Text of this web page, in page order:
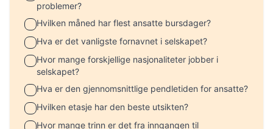
problemer?
Hvilken måned har flest ansatte bursdager?
Hva er det vanligste fornavnet i selskapet?
Hvor mange forskjellige nasjonaliteter jobber i
selskapet?
Hva er den gjennomsnittlige pendletiden for ansatte?
Hvilken etasje har den beste utsikten?
Hvor mange trinn er det fra inngangen til